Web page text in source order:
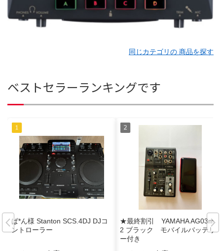
同じカテゴリの 商品を探す
ベストセラーランキングです
ぱ*ん様 Stanton SCS.4DJ DJコ
ントローラー
★最終割引 YAMAHA AG03mk
2 ブラック モバイルバッテリ
ー付き